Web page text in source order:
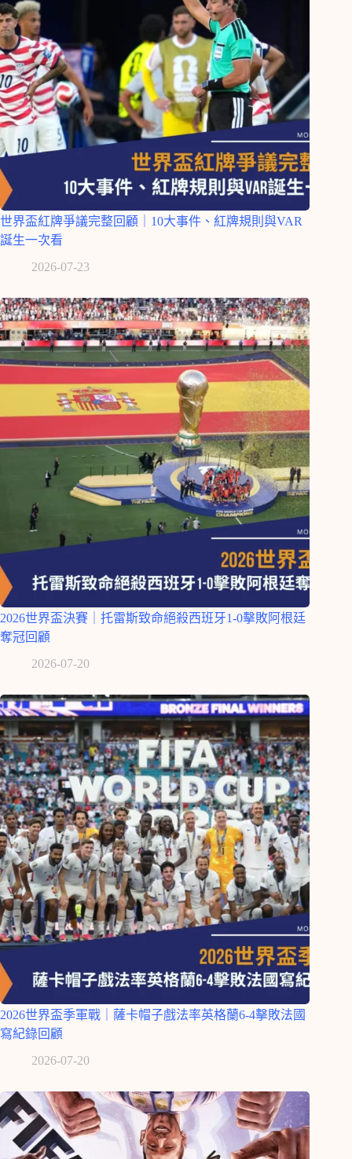
世界盃紅牌爭議完整回顧｜10大事件、紅牌規則與VAR
誕生一次看
2026-07-23
2026世界盃決賽｜托雷斯致命絕殺西班牙1-0擊敗阿根廷
奪冠回顧
2026-07-20
2026世界盃季軍戰｜薩卡帽子戲法率英格蘭6-4擊敗法國
寫紀錄回顧
2026-07-20